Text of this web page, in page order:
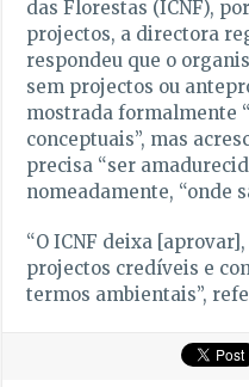
das Florestas (ICNF),
projectos, a directora
respondeu que o
sem projectos ou
mostrada formalmente
conceptuais”, mas
precisa “ser
nomeadamente, “onde
“O ICNF deixa
projectos credíveis e
termos ambientais”,